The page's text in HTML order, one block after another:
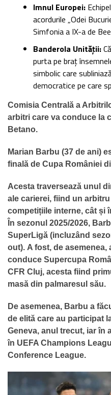
Imnul Europei:
acordurile „Odei
Simfonia a IX-a de
Banderola Unității:
purta pe braț
simbolic care
democratice pe care
Comisia Centrală a
arbitri care va conduce la
Betano.
Marian Barbu (37 de ani)
finală de Cupa României
Acesta traversează unul
ale carierei, fiind un
competițiile interne, cât și
În sezonul 2025/2026,
SuperLigă (incluzând
out). A fost, de
conduce Supercupa
CFR Cluj, acesta fiind
masă din palmaresul său.
De asemenea, Barbu a
de elită care au participat
Geneva, anul trecut, iar în
în UEFA Champions
Conference League.